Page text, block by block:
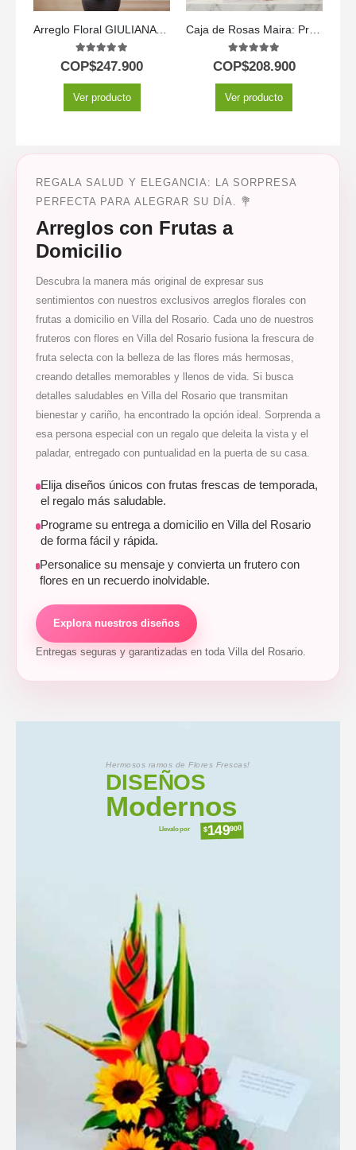
Arreglo Floral GIULIANA con Girasoles Radiantes 🌻
5.00out of 5
COP$247.900
Ver producto
5.00out of 5
COP$208.900
Ver producto
REGALA SALUD Y ELEGANCIA: LA SORPRESA
PERFECTA PARA ALEGRAR SU DÍA. 💐
Arreglos con Frutas a
Domicilio
Descubra la manera más original de expresar sus
sentimientos con nuestros exclusivos arreglos florales con
frutas a domicilio en Villa del Rosario. Cada uno de nuestros
fruteros con flores en Villa del Rosario fusiona la frescura de
fruta selecta con la belleza de las flores más hermosas,
creando detalles memorables y llenos de vida. Si busca
detalles saludables en Villa del Rosario que transmitan
bienestar y cariño, ha encontrado la opción ideal. Sorprenda a
esa persona especial con un regalo que deleita la vista y el
paladar, entregado con puntualidad en la puerta de su casa.
Elija diseños únicos con frutas frescas de temporada,
el regalo más saludable.
Programe su entrega a domicilio en Villa del Rosario
de forma fácil y rápida.
Personalice su mensaje y convierta un frutero con
flores en un recuerdo inolvidable.
Explora nuestros diseños
Entregas seguras y garantizadas en toda Villa del Rosario.
Hermosos ramos de Flores Frescas!
DISEÑOS
Modernos
Llevalo por $149900